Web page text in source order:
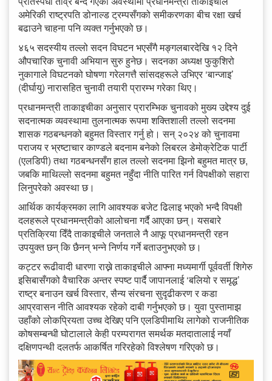
अमेरिकी राष्ट्रपति डोनाल्ड ट्रम्पसँगको समीकरणका बीच रक्षा खर्च
बढाउने चाहना पनि व्यक्त गर्नुभएको छ।
४६५ सदस्यीय तल्लो सदन विघटन भएसँगै मङ्गलबारदेखि १२ दिने
औपचारिक चुनावी अभियान सुरु हुनेछ। सदनका अध्यक्ष फुकुशिरो
नुकागाले विघटनको घोषणा गरेलगत्तै सांसदहरूले उभिएर ‘बान्जाइ’
(दीर्घायु) नारासहित चुनावी तयारी प्रारम्भ गरेका थिए।
प्रधानमन्त्री ताकाइचीका अनुसार प्रारम्भिक चुनावको मुख्य उद्देश्य दुई
सदनात्मक व्यवस्थामा तुलनात्मक रूपमा शक्तिशाली तल्लो सदनमा
शासक गठबन्धनको बहुमत विस्तार गर्नु हो। सन् २०२४ को चुनावमा
पराजय र भ्रष्टाचार काण्डले बदनाम बनेको लिबरल डेमोक्रेटिक पार्टी
(एलडिपी) तथा गठबन्धनसँग हाल तल्लो सदनमा झिनो बहुमत मात्र छ,
जबकि माथिल्लो सदनमा बहुमत नहुँदा नीति पारित गर्न विपक्षीको सहारा
लिनुपरेको अवस्था छ।
आर्थिक कार्यक्रमका लागि आवश्यक बजेट ढिलाइ भएको भन्दै विपक्षी
दलहरूले प्रधानमन्त्रीको आलोचना गर्दै आएका छन्। यसबारे
प्रतिक्रिया दिँदै ताकाइचीले जनताले नै आफू प्रधानमन्त्री रहन
उपयुक्त छन् कि छैनन् भन्ने निर्णय गर्ने बताउनुभएको छ।
कट्टर रूढीवादी धारणा राख्ने ताकाइचीले आफ्ना मध्यमार्गी पूर्ववर्ती शिगेरु
इसिबासँगको वैचारिक अन्तर स्पष्ट पार्दै जापानलाई ‘बलियो र समृद्ध’
राष्ट्र बनाउन खर्च विस्तार, सैन्य संरचना सुदृढीकरण र कडा
आप्रवासन नीति आवश्यक रहेको दाबी गर्नुभएको छ। युवा पुस्तामाझ
उहाँको लोकप्रियता उच्च देखिए पनि एलडिपीमाथि लागेको राजनीतिक
कोषसम्बन्धी घोटालाले केही परम्परागत समर्थक मतदातालाई नयाँ
दक्षिणपन्थी दलतर्फ आकर्षित गरिरहेको विश्लेषण गरिएको छ।